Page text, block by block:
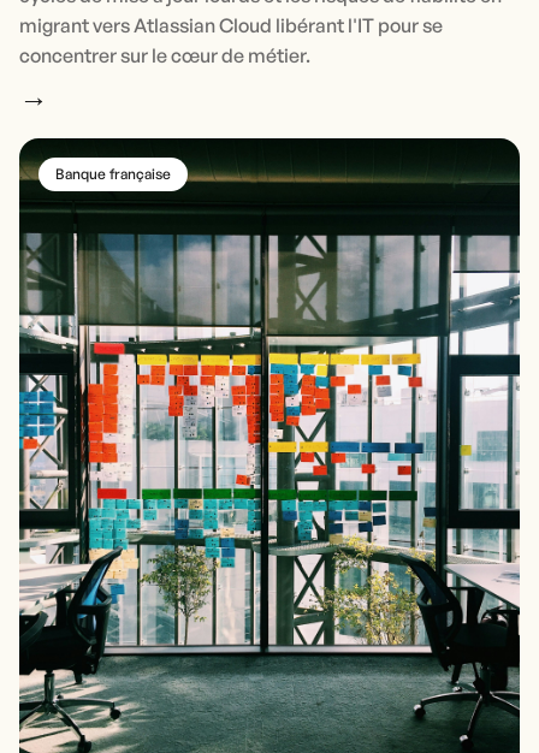
migrant vers Atlassian Cloud libérant l'IT pour se
concentrer sur le cœur de métier.
→
Banque française